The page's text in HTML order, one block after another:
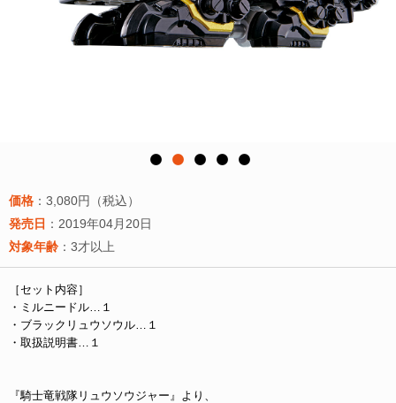
価格 ：3,080円（税込）
発売日 ：2019年04月20日
対象年齢 ：3才以上
［セット内容］
・ミルニードル…１
・ブラックリュウソウル…１
・取扱説明書…１
『騎士竜戦隊リュウソウジャー』より、